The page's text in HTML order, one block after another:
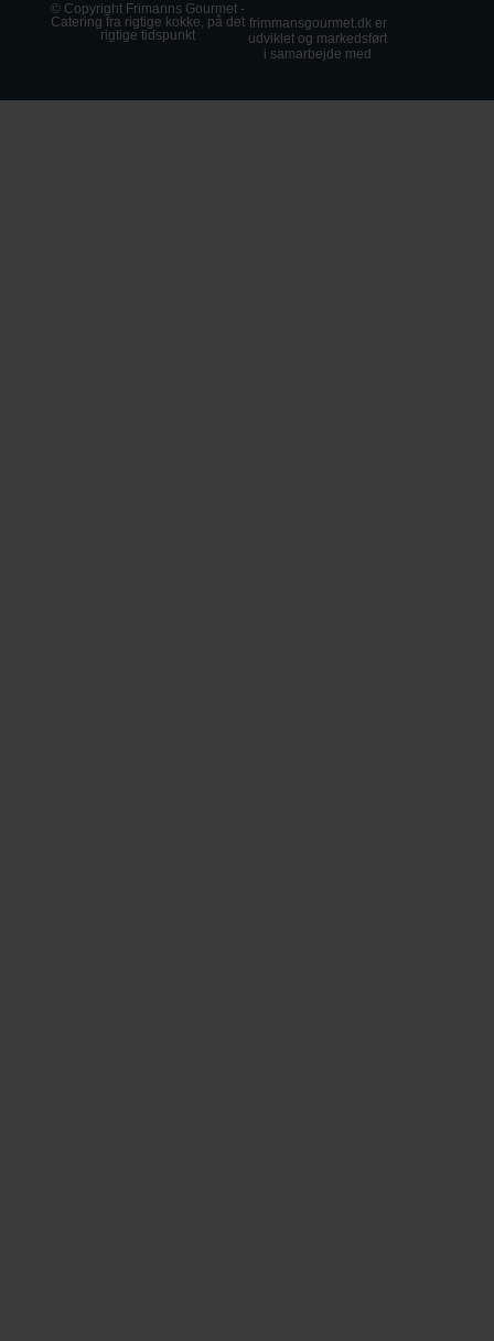
© Copyright Frimanns Gourmet -
Catering fra rigtige kokke, på det
rigtige tidspunkt
frimmansgourmet.dk er
udviklet og markedsført
i samarbejde med